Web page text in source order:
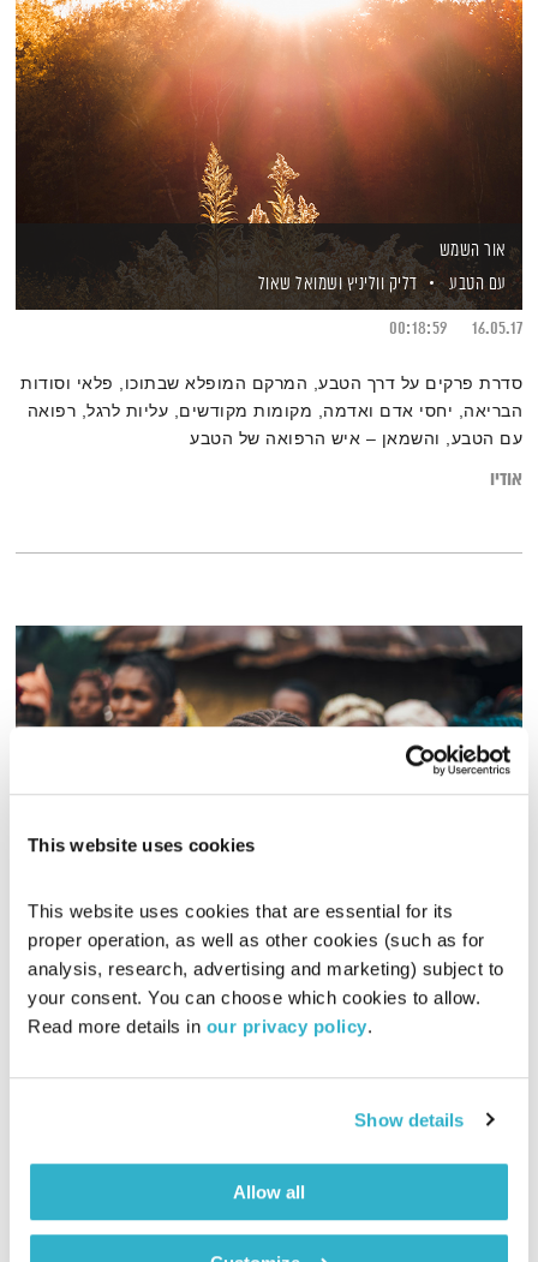
This website uses cookies
This website uses cookies that are essential for its
proper operation, as well as other cookies (such as for
analysis, research, advertising and marketing) subject to
your consent. You can choose which cookies to allow.
Read more details in our privacy policy.
Show details
Allow all
אור השמש
עם הטבע
דליק ווליניץושמואל שאול
16.05.17
00:18:59
סדרת פרקים על דרך הטבע, המרקם המופלא שבתוכו, פלאי וסודות
הבריאה, יחסי אדם ואדמה, מקומות מקודשים, עליות לרגל, רפואה
עם הטבע, והשמאן – איש הרפואה של הטבע
אודיו
הגוטליבים מתעוררים בזמן – 15.6.16
הגוטליבים מתעוררים בזמן
אורי גוטליבויריב גוטליב
16.06.16
00:55:31
הידעתם שהיום הוא "יום החיוך הבינלאומי"? הגוטליבים יעזרו לכם